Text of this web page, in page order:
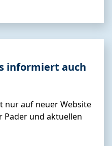
informiert auch
nur auf neuer Website
Pader und aktuellen